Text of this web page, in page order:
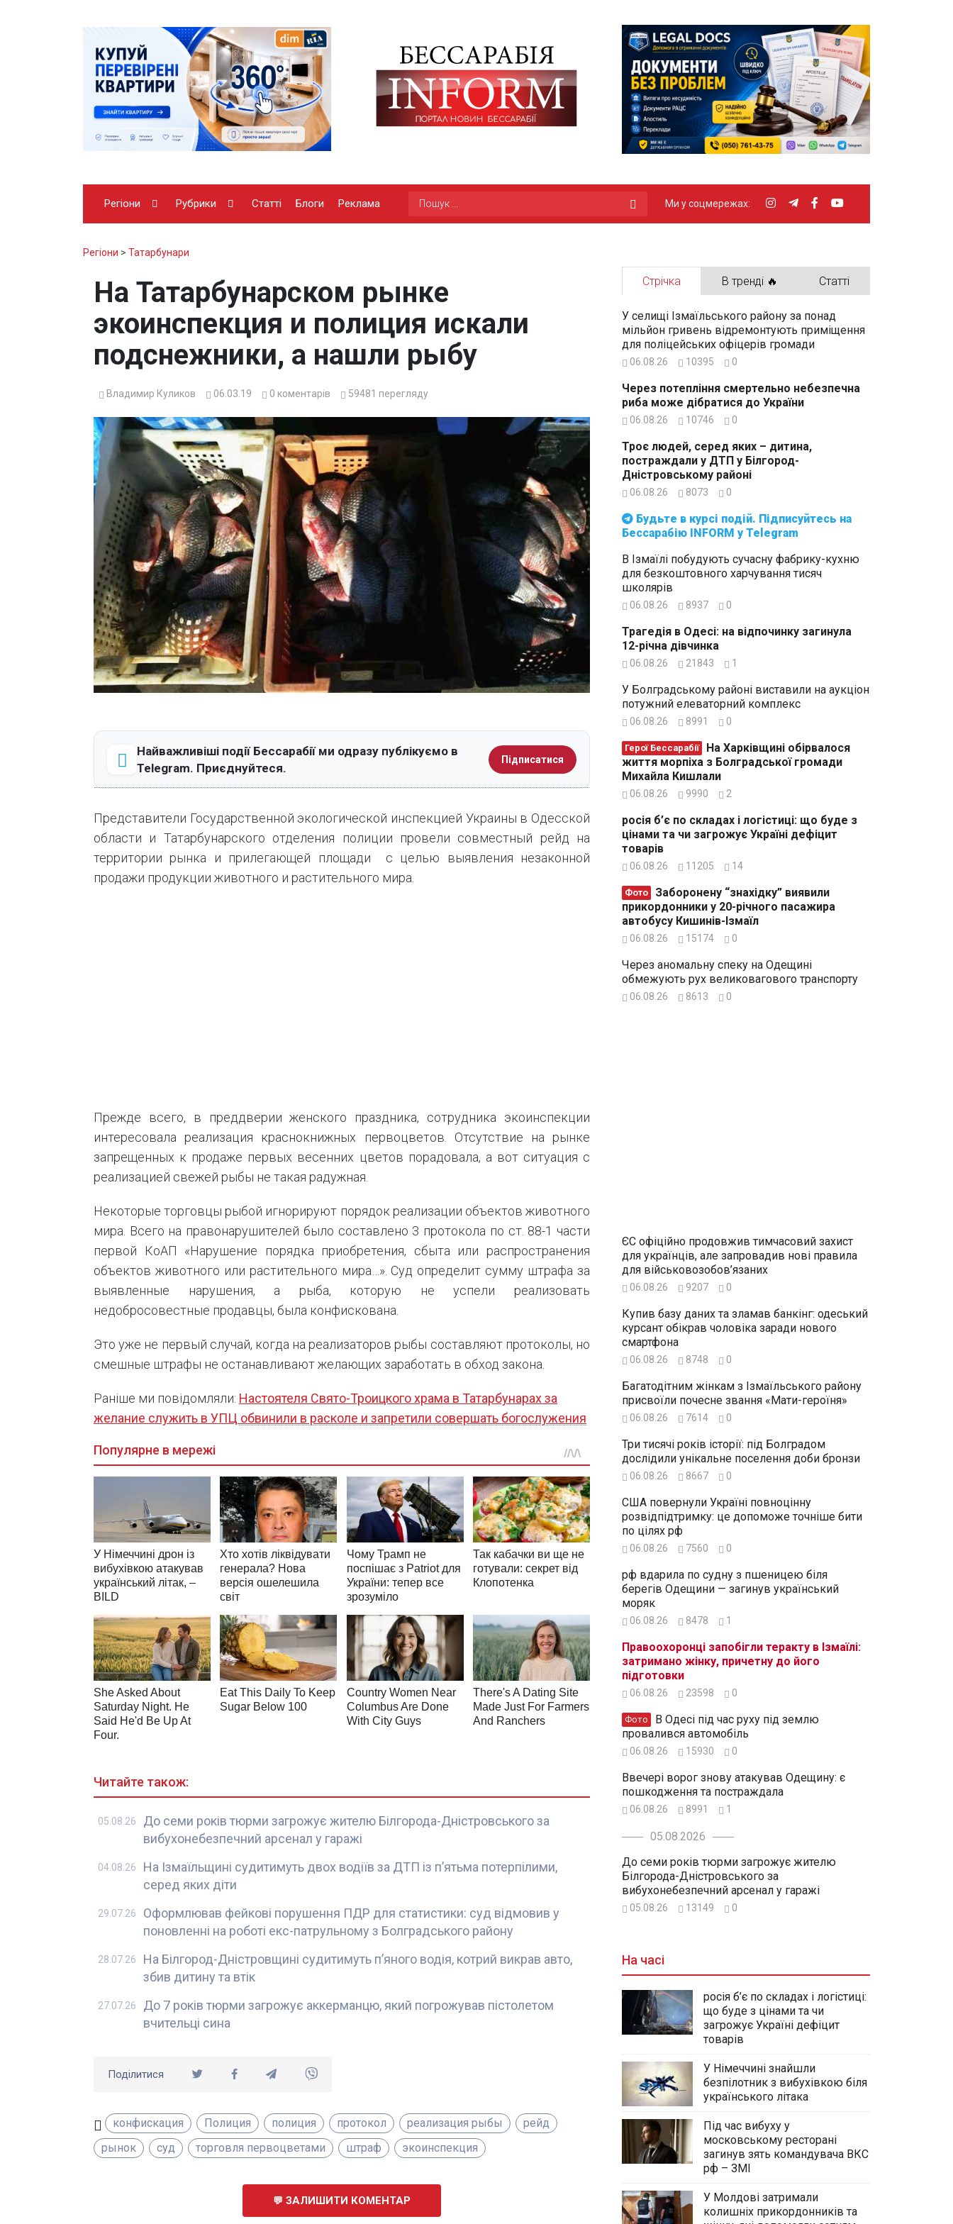
Регіони Рубрики Статті Блоги Реклама Ми у соцмережах:
Регіони > Татарбунари
На Татарбунарском рынке
экоинспекция и полиция искали
подснежники, а нашли рыбу
Владимир Куликов 06.03.19 0 коментарів 59481 перегляду
Найважливіші події Бессарабії ми одразу публікуємо в
Telegram. Приєднуйтеся.
Підписатися
Представители Государственной экологической инспекцией Украины в Одесской
области и Татарбунарского отделения полиции провели совместный рейд на
территории рынка и прилегающей площади с целью выявления незаконной
продажи продукции животного и растительного мира.
Прежде всего, в преддверии женского праздника, сотрудника экоинспекции
интересовала реализация краснокнижных первоцветов. Отсутствие на рынке
запрещенных к продаже первых весенних цветов порадовала, а вот ситуация с
реализацией свежей рыбы не такая радужная.
Некоторые торговцы рыбой игнорируют порядок реализации объектов животного
мира. Всего на правонарушителей было составлено 3 протокола по ст. 88-1 части
первой КоАП «Нарушение порядка приобретения, сбыта или распространения
объектов животного или растительного мира…». Суд определит сумму штрафа за
выявленные нарушения, а рыба, которую не успели реализовать
недобросовестные продавцы, была конфискована.
Это уже не первый случай, когда на реализаторов рыбы составляют протоколы, но
смешные штрафы не останавливают желающих заработать в обход закона.
Раніше ми повідомляли: Настоятеля Свято-Троицкого храма в Татарбунарах за
желание служить в УПЦ обвинили в расколе и запретили совершать богослужения
Читайте також:
До семи років тюрми загрожує жителю Білгорода-Дністровського за
вибухонебезпечний арсенал у гаражі
05.08.26
На Ізмаїльщині судитимуть двох водіїв за ДТП із п’ятьма потерпілими,
серед яких діти
04.08.26
Оформлював фейкові порушення ПДР для статистики: суд відмовив у
поновленні на роботі екс-патрульному з Болградського району
29.07.26
На Білгород-Дністровщині судитимуть п’яного водія, котрий викрав авто,
збив дитину та втік
28.07.26
До 7 років тюрми загрожує аккерманцю, який погрожував пістолетом
вчительці сина
27.07.26
Поділитися
конфискация Полиция полиция протокол реализация рыбы
рейд
рынок
суд торговля первоцветами штраф экоинспекция
ЗАЛИШИТИ КОМЕНТАР
Стрічка В тренді 🔥 Статті
Бессарабію INFORM у Telegram
У селищі Ізмаїльського району за понад
мільйон гривень відремонтують приміщення
для поліцейських офіцерів громади
06.08.26 10395 0
Через потепління смертельно небезпечна
риба може дібратися до України
06.08.26 10746 0
Троє людей, серед яких – дитина,
постраждали у ДТП у Білгород-
Дністровському районі
06.08.26 8073 0
В Ізмаїлі побудують сучасну фабрику-кухню
для безкоштовного харчування тисяч
школярів
06.08.26 8937 0
Трагедія в Одесі: на відпочинку загинула
12-річна дівчинка
06.08.26 21843 1
У Болградському районі виставили на аукціон
потужний елеваторний комплекс
06.08.26 8991 0
Герої Бессарабії
життя морпіха з Болградської громади
Михайла Кишлали
06.08.26 9990 2
росія б’є по складах і логістиці: що буде з
цінами та чи загрожує Україні дефіцит
товарів
06.08.26 11205 14
Фото
прикордонники у 20-річного пасажира
автобусу Кишинів-Ізмаїл
06.08.26 15174 0
Через аномальну спеку на Одещині
обмежують рух великовагового транспорту
06.08.26 8613 0
ЄС офіційно продовжив тимчасовий захист
для українців, але запровадив нові правила
для військовозобов’язаних
06.08.26 9207 0
Купив базу даних та зламав банкінг: одеський
курсант обікрав чоловіка заради нового
смартфона
06.08.26 8748 0
Багатодітним жінкам з Ізмаїльського району
присвоїли почесне звання «Мати-героїня»
06.08.26 7614 0
Три тисячі років історії: під Болградом
дослідили унікальне поселення доби бронзи
06.08.26 8667 0
США повернули Україні повноцінну
розвідпідтримку: це допоможе точніше бити
по цілях рф
06.08.26 7560 0
рф вдарила по судну з пшеницею біля
берегів Одещини — загинув український
моряк
06.08.26 8478 1
Правоохоронці запобігли теракту в Ізмаїлі:
затримано жінку, причетну до його
підготовки
06.08.26 23598 0
Фото
провалився автомобіль
06.08.26 15930 0
Ввечері ворог знову атакував Одещину: є
пошкодження та постраждала
06.08.26 8991 1
05.08.2026
До семи років тюрми загрожує жителю
Білгорода-Дністровського за
вибухонебезпечний арсенал у гаражі
05.08.26 13149 0
На часі
росія б’є по складах і логістиці:
що буде з цінами та чи
загрожує Україні дефіцит
товарів
У Німеччині знайшли
безпілотник з вибухівкою біля
українського літака
Під час вибуху у
московському ресторані
загинув зять командувача ВКС
рф – ЗМІ
У Молдові затримали
колишніх прикордонників та